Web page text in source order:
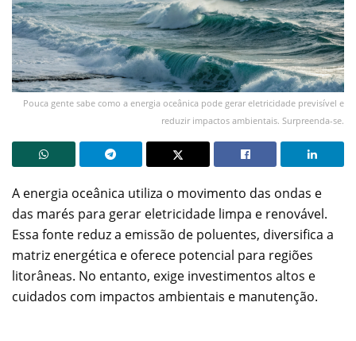
Pouca gente sabe como a energia oceânica pode gerar eletricidade previsível e
reduzir impactos ambientais. Surpreenda-se.
A energia oceânica utiliza o movimento das ondas e
das marés para gerar eletricidade limpa e renovável.
Essa fonte reduz a emissão de poluentes, diversifica a
matriz energética e oferece potencial para regiões
litorâneas. No entanto, exige investimentos altos e
cuidados com impactos ambientais e manutenção.